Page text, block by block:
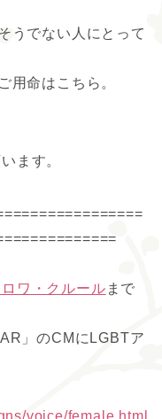
うでない人にとって
用命はこちら。
ます。
ワ・クルール まで
」のCMにLGBTア
voice/female.html